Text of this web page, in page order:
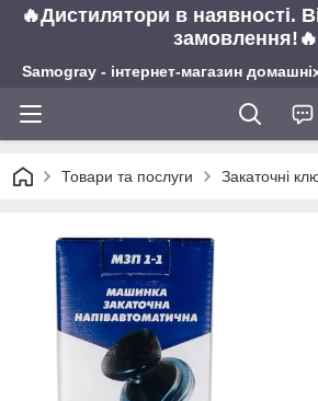
🔥Дистилятори в наявності.
замовлення!🔥
Samogray - інтернет-магазин
Товари та послуги Закаточні